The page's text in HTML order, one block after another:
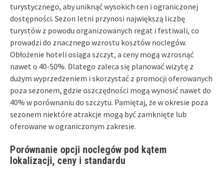
turystycznego, aby uniknąć wysokich cen i ograniczonej
dostępności. Sezon letni przynosi największą liczbę
turystów z powodu organizowanych regat i festiwali, co
prowadzi do znacznego wzrostu kosztów noclegów.
Obłożenie hoteli osiąga szczyt, a ceny mogą wzrosnąć
nawet o 40-50%. Dlatego zaleca się planować wizytę z
dużym wyprzedzeniem i skorzystać z promocji oferowanych
poza sezonem, gdzie oszczędności mogą wynosić nawet do
40% w porównaniu do szczytu. Pamiętaj, że w okresie poza
sezonem niektóre atrakcje mogą być zamknięte lub
oferowane w ograniczonym zakresie.
Porównanie opcji noclegów pod kątem
lokalizacji, ceny i standardu